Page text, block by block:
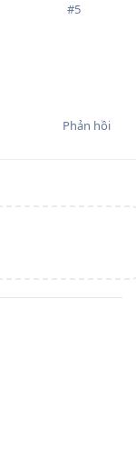
#5
Phản hồi